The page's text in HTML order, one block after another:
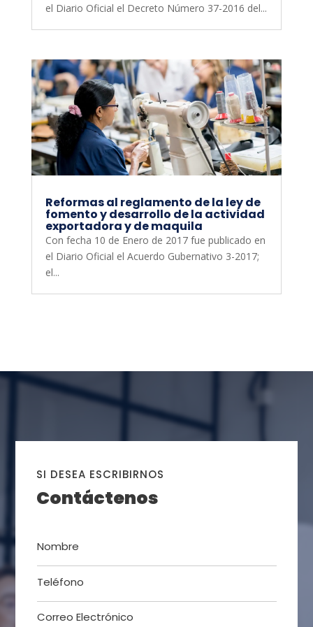
el Diario Oficial el Decreto Número 37-2016 del...
Reformas al reglamento de la ley de
fomento y desarrollo de la actividad
exportadora y de maquila
Con fecha 10 de Enero de 2017 fue publicado en
el Diario Oficial el Acuerdo Gubernativo 3-2017;
el...
SI DESEA ESCRIBIRNOS
Contáctenos